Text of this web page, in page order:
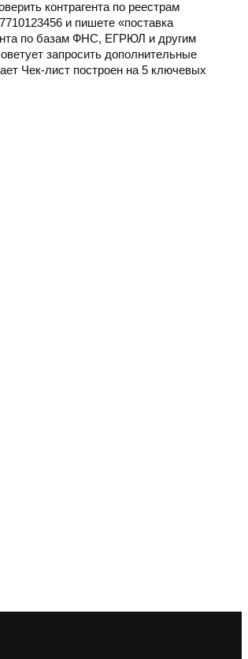
контрагента по реестрам
и пишете «поставка
по базам ФНС, ЕГРЮЛ и другим
запросить дополнительные
Чек-лист построен на 5 ключевых